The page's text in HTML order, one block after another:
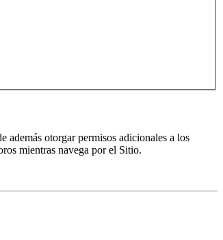
además otorgar permisos adicionales a los
mientras navega por el Sitio.